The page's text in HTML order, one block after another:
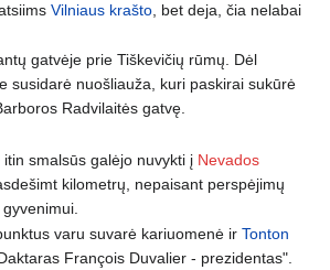
Vilniaus krašto , bet deja, čia nelabai
gatvėje prie Tiškevičių rūmų. Dėl
susidarė nuošliauža, kuri paskirai sukūrė
Radvilaitės gatvę.
smalsūs galėjo nuvykti į Nevados
kilometrų, nepaisant perspėjimų
varu suvarė kariuomenė irTonton
François Duvalier - prezidentas".